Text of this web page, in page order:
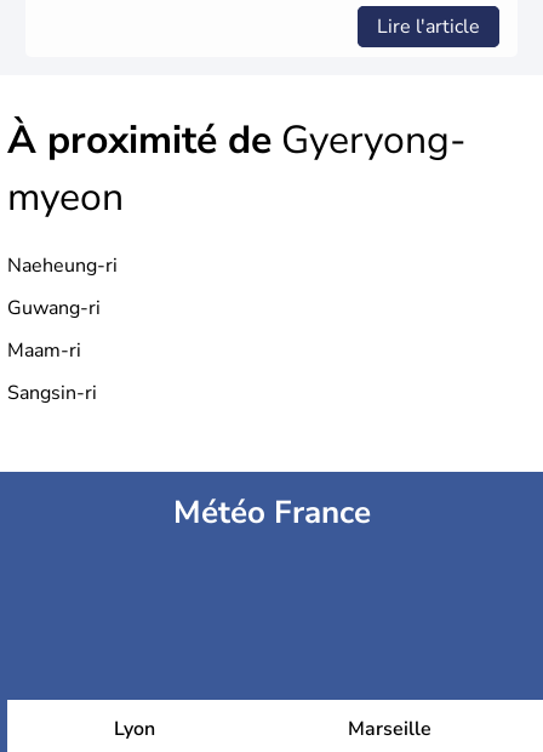
Lire l'article
À proximité de Gyeryong-
myeon
Naeheung-ri
Guwang-ri
Maam-ri
Sangsin-ri
Météo France
Lyon Marseille